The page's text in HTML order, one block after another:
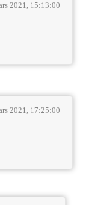
2021, 15:13:00
2021, 17:25:00